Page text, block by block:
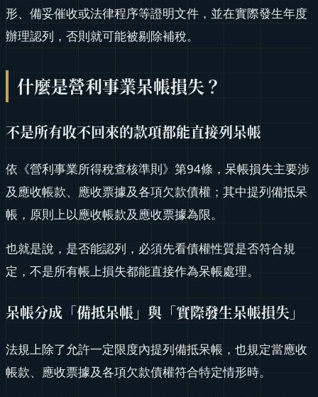
形、備妥催收或法律程序等證明文件，並在實際發生年度
辦理認列，否則就可能被剔除補稅。
什麼是營利事業呆帳損失？
不是所有收不回來的款項都能直接列呆帳
依《營利事業所得稅查核準則》第94條，呆帳損失主要涉
及應收帳款、應收票據及各項欠款債權；其中提列備抵呆
帳，原則上以應收帳款及應收票據為限。
也就是說，是否能認列，必須先看債權性質是否符合規
定，不是所有帳上損失都能直接作為呆帳處理。
呆帳分成「備抵呆帳」與「實際發生呆帳損失」
法規上除了允許一定限度內提列備抵呆帳，也規定當應收
帳款、應收票據及各項欠款債權符合特定情形時。